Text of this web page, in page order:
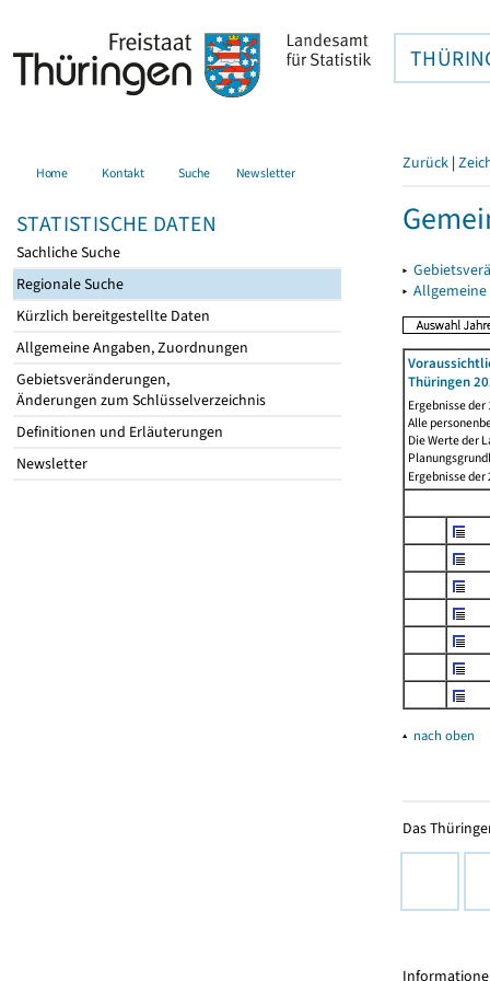
Home Kontakt Suche Newsletter
STATISTISCHE DATEN
Sachliche Suche
Regionale Suche
Kürzlich bereitgestellte Daten
Allgemeine Angaben, Zuordnungen
Gebietsveränderungen,
Änderungen zum Schlüsselverzeichnis
Definitionen und Erläuterungen
Newsletter
Zurück |
▸
▸
Thüringen
Ergebnisse
Alle
Die Werte der
Ergebnisse
▴ nach oben
Das